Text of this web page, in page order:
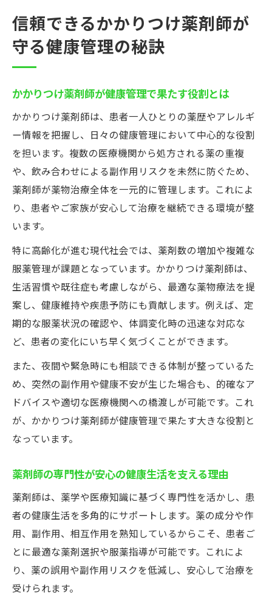
係
薬剤師が一元管理する服薬情報の重要性解
説
ント
薬剤師による服薬サポートが重要視される理由
かかりつけ薬剤師が服薬管理で必要とされ
る理由例
薬剤師による飲み合わせチェックの安心感
とは
かかりつけ薬剤師のアドバイスが健康維持
薬剤師が多剤併用のリスクを防ぐ根拠を解
説
かかりつけ制度で薬の重複や副作用を未然
防止
かかりつけ薬剤師はなぜ必要とされるのか考察
かかりつけ薬剤師が必要と判断される薬学
的理由
薬剤師による健康サポートが選ばれる背景
とは
かかりつけ薬剤師制度が注目される理由例
を考察
かかりつけ薬剤師への同意書理由例も知っ
ておく
かかりつけ薬剤師の専門知識が健康維持に
直結
信頼できるかかりつけ薬剤師が
守る健康管理の秘訣
かかりつけ薬剤師が健康管理で果たす役割とは
かかりつけ薬剤師は、患者一人ひとりの薬歴やアレルギ
ー情報を把握し、日々の健康管理において中心的な役割
を担います。複数の医療機関から処方される薬の重複
や、飲み合わせによる副作用リスクを未然に防ぐため、
薬剤師が薬物治療全体を一元的に管理します。これによ
り、患者やご家族が安心して治療を継続できる環境が整
います。
特に高齢化が進む現代社会では、薬剤数の増加や複雑な
服薬管理が課題となっています。かかりつけ薬剤師は、
生活習慣や既往症も考慮しながら、最適な薬物療法を提
案し、健康維持や疾患予防にも貢献します。例えば、定
期的な服薬状況の確認や、体調変化時の迅速な対応な
ど、患者の変化にいち早く気づくことができます。
また、夜間や緊急時にも相談できる体制が整っているた
め、突然の副作用や健康不安が生じた場合も、的確なア
ドバイスや適切な医療機関への橋渡しが可能です。これ
が、かかりつけ薬剤師が健康管理で果たす大きな役割と
なっています。
薬剤師の専門性が安心の健康生活を支える理由
薬剤師は、薬学や医療知識に基づく専門性を活かし、患
者の健康生活を多角的にサポートします。薬の成分や作
用、副作用、相互作用を熟知しているからこそ、患者ご
とに最適な薬剤選択や服薬指導が可能です。これによ
り、薬の誤用や副作用リスクを低減し、安心して治療を
受けられます。